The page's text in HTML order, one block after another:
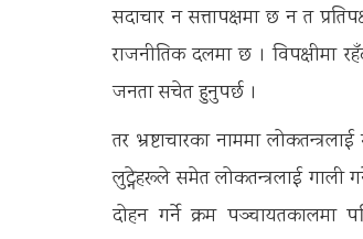
सदाचार न सत्तापक्षमा छ न त
राजनीतिक दलमा छ । विपक्षीमा
जनता सचेत हुनुपर्छ ।
तर भ्रष्टाचारका नाममा
लुट्नेहरूले समेत लोकतन्त्रलाई गाली
दोहन गर्ने क्रम पञ्चायतकालमा